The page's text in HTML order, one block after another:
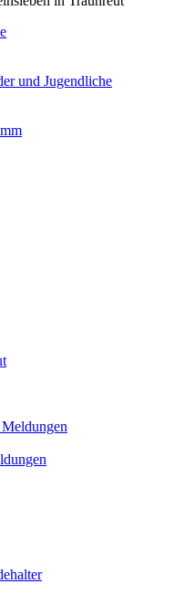
und Jugendliche